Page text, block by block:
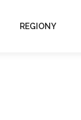
REGIONY